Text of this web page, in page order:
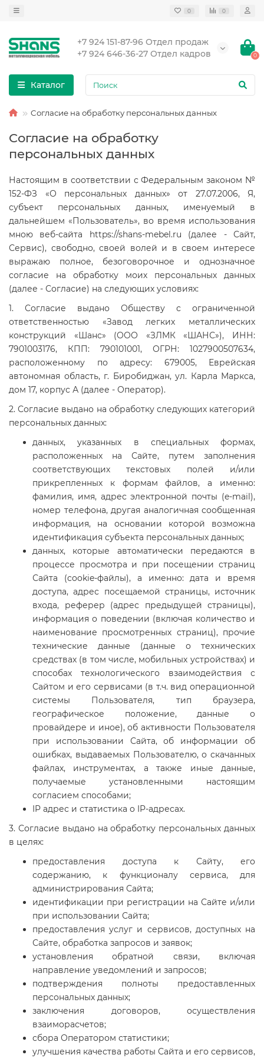
0 0
+7 924 151-87-96 Отдел продаж
+7 924 646-36-27 Отдел кадров
0
Каталог
Cогласие на обработку персональных данных
Cогласие на обработку
персональных данных
Настоящим в соответствии с Федеральным законом №
152-ФЗ «О персональных данных» от 27.07.2006, Я,
субъект персональных данных, именуемый в
дальнейшем «Пользователь», во время использования
мною веб-сайта https://shans-mebel.ru (далее - Сайт,
Сервис), свободно, своей волей и в своем интересе
выражаю полное, безоговорочное и однозначное
согласие на обработку моих персональных данных
(далее - Согласие) на следующих условиях:
1. Согласие выдано Обществу с ограниченной
ответственностью «Завод легких металлических
конструкций «Шанс» (ООО «ЗЛМК «ШАНС»), ИНН:
7901003176, КПП: 790101001, ОГРН: 1027900507634,
расположенному по адресу: 679005, Еврейская
автономная область, г. Биробиджан, ул. Карла Маркса,
дом 17, корпус А (далее - Оператор).
2. Согласие выдано на обработку следующих категорий
персональных данных:
данных, указанных в специальных формах,
расположенных на Сайте, путем заполнения
соответствующих текстовых полей и/или
прикрепленных к формам файлов, а именно:
фамилия, имя, адрес электронной почты (e-mail),
номер телефона, другая аналогичная сообщенная
информация, на основании которой возможна
идентификация субъекта персональных данных;
данных, которые автоматически передаются в
процессе просмотра и при посещении страниц
Сайта (cookie-файлы), а именно: дата и время
доступа, адрес посещаемой страницы, источник
входа, реферер (адрес предыдущей страницы),
информация о поведении (включая количество и
наименование просмотренных страниц), прочие
технические данные (данные о технических
средствах (в том числе, мобильных устройствах) и
способах технологического взаимодействия с
Сайтом и его сервисами (в т.ч. вид операционной
системы Пользователя, тип браузера,
географическое положение, данные о
провайдере и иное), об активности Пользователя
при использовании Сайта, об информации об
ошибках, выдаваемых Пользователю, о скачанных
файлах, инструментах, а также иные данные,
получаемые установленными настоящим
согласием способами;
IP адрес и статистика о IP-адресах.
3. Согласие выдано на обработку персональных данных
в целях:
предоставления доступа к Сайту, его
содержанию, к функционалу сервиса, для
администрирования Сайта;
идентификации при регистрации на Сайте и/или
при использовании Сайта;
предоставления услуг и сервисов, доступных на
Сайте, обработка запросов и заявок;
установления обратной связи, включая
направление уведомлений и запросов;
подтверждения полноты предоставленных
персональных данных;
заключения договоров, осуществления
взаиморасчетов;
сбора Оператором статистики;
улучшения качества работы Сайта и его сервисов,